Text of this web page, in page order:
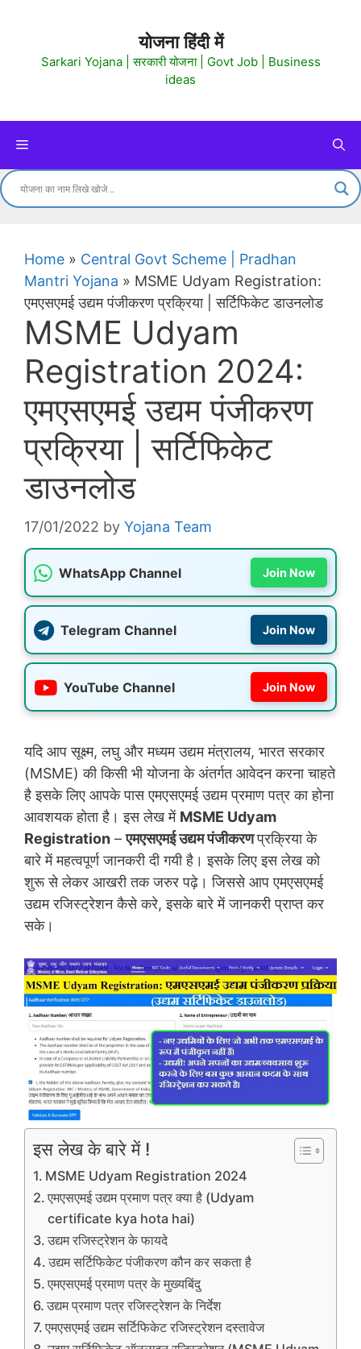
content
योजना हिंदी में
Sarkari Yojana | सरकारी योजना | Govt Job | Business
ideas
Menu
Home » Central Govt Scheme | Pradhan
Mantri Yojana » MSME Udyam Registration:
एमएसएमई उद्यम पंजीकरण प्रक्रिया | सर्टिफिकेट डाउनलोड
MSME Udyam
Registration 2024:
एमएसएमई उद्यम पंजीकरण
प्रक्रिया | सर्टिफिकेट
डाउनलोड
17/01/2022 by Yojana Team
WhatsApp Channel Join Now
Telegram Channel Join Now
YouTube Channel Join Now
यदि आप सूक्ष्म, लघु और मध्यम उद्यम मंत्रालय, भारत सरकार
(MSME) की किसी भी योजना के अंतर्गत आवेदन करना चाहते
है इसके लिए आपके पास एमएसएमई उद्यम प्रमाण पत्र का होना
आवशयक होता है। इस लेख में MSME Udyam
Registration –एमएसएमई उद्यम पंजीकरणप्रक्रिया के
बारे में महत्वपूर्ण जानकरी दी गयी है। इसके लिए इस लेख को
शुरू से लेकर आखरी तक जरुर पढ़े। जिससे आप एमएसएमई
उद्यम रजिस्ट्रेशन कैसे करे, इसके बारे में जानकरी प्राप्त कर
सके।
इस लेख के बारे में !
MSME Udyam Registration 2024
एमएसएमई उद्यम प्रमाण पत्र क्या है (Udyam
certificate kya hota hai)
उद्यम रजिस्ट्रेशन के फायदे
उद्यम सर्टिफिकेट पंजीकरण कौन कर सकता है
एमएसएमई प्रमाण पत्र के मुख्यबिंदु
उद्यम प्रमाण पत्र रजिस्ट्रेशन के निर्देश
एमएसएमई उद्यम सर्टिफिकेट रजिस्ट्रेशन दस्तावेज